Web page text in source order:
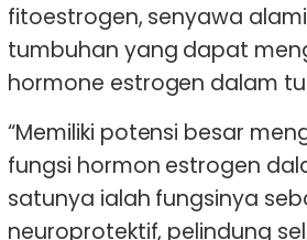
fitoestrogen, senyawa
tumbuhan yang dapat
hormone estrogen dalam
“Memiliki potensi besar
fungsi hormon estrogen
satunya ialah fungsinya
neuroprotektif, pelindung